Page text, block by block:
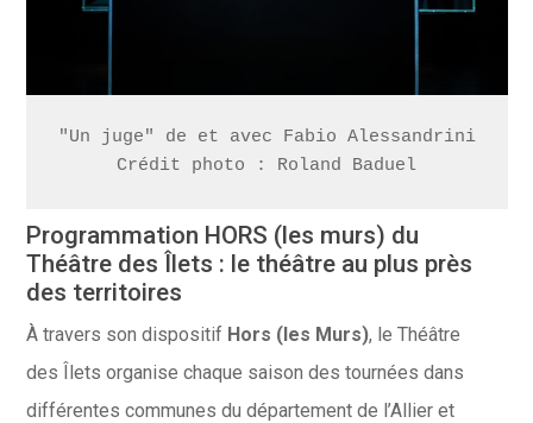
Programmation HORS (les murs) du
Théâtre des Îlets : le théâtre au plus près
des territoires
À travers son dispositif Hors (les Murs), le Théâtre
des Îlets organise chaque saison des tournées dans
différentes communes du département de l’Allier et
"Un juge" de et avec Fabio Alessandrini
Crédit photo : Roland Baduel